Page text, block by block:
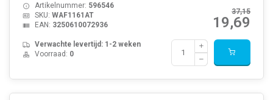
37,15
19,69
Artikelnummer: 596546
SKU: WAF1161AT
EAN: 3250610072936
Verwachte levertijd: 1-2 weken
Voorraad: 0